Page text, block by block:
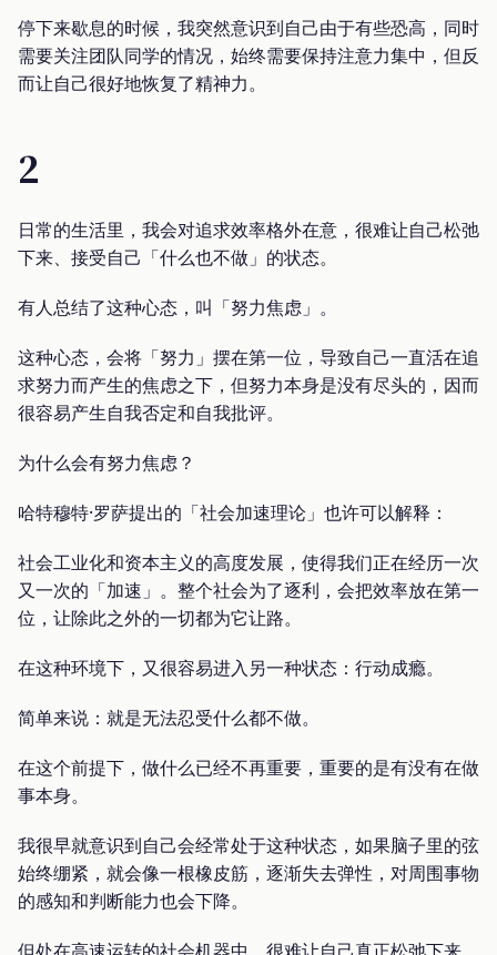
停下来歇息的时候，我突然意识到自己由于有些恐高，同时
需要关注团队同学的情况，始终需要保持注意力集中，但反
而让自己很好地恢复了精神力。
2
日常的生活里，我会对追求效率格外在意，很难让自己松弛
下来、接受自己「什么也不做」的状态。
有人总结了这种心态，叫「努力焦虑」。
这种心态，会将「努力」摆在第一位，导致自己一直活在追
求努力而产生的焦虑之下，但努力本身是没有尽头的，因而
很容易产生自我否定和自我批评。
为什么会有努力焦虑？
哈特穆特·罗萨提出的「社会加速理论」也许可以解释：
社会工业化和资本主义的高度发展，使得我们正在经历一次
又一次的「加速」。整个社会为了逐利，会把效率放在第一
位，让除此之外的一切都为它让路。
在这种环境下，又很容易进入另一种状态：行动成瘾。
简单来说：就是无法忍受什么都不做。
在这个前提下，做什么已经不再重要，重要的是有没有在做
事本身。
我很早就意识到自己会经常处于这种状态，如果脑子里的弦
始终绷紧，就会像一根橡皮筋，逐渐失去弹性，对周围事物
的感知和判断能力也会下降。
但处在高速运转的社会机器中，很难让自己真正松弛下来，